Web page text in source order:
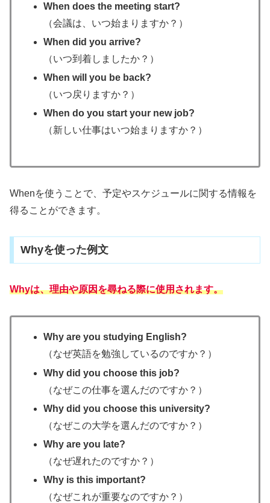
When does the meeting start?
（会議は、いつ始まりますか？）
When did you arrive?
（いつ到着しましたか？）
When will you be back?
（いつ戻りますか？）
When do you start your new job?
（新しい仕事はいつ始まりますか？）
Whenを使うことで、予定やスケジュールに関する情報を
得ることができます。
Whyを使った例文
Whyは、理由や原因を尋ねる際に使用されます。
Why are you studying English?
（なぜ英語を勉強しているのですか？）
Why did you choose this job?
（なぜこの仕事を選んだのですか？）
Why did you choose this university?
（なぜこの大学を選んだのですか？）
Why are you late?
（なぜ遅れたのですか？）
Why is this important?
（なぜこれが重要なのですか？）